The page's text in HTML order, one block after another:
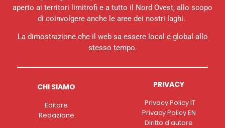
aperto ai territori limitrofi e a tutto il Nord Ovest, allo scopo
di coinvolgere anche le aree dei nostri laghi.
La dimostrazione che il web sa essere local e global allo
stesso tempo.
CHI SIAMO
Editore
Redazione
PRIVACY
Privacy Policy IT
Privacy Policy EN
Diritto d'autore